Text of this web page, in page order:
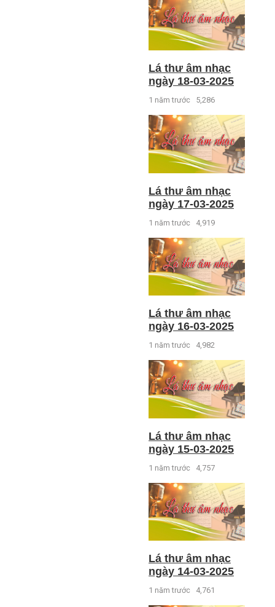
Lá thư âm nhạc
ngày 18-03-2025
1 năm trước 5,286
Lá thư âm nhạc
ngày 17-03-2025
1 năm trước 4,919
Lá thư âm nhạc
ngày 16-03-2025
1 năm trước 4,982
Lá thư âm nhạc
ngày 15-03-2025
1 năm trước 4,757
Lá thư âm nhạc
ngày 14-03-2025
1 năm trước 4,761